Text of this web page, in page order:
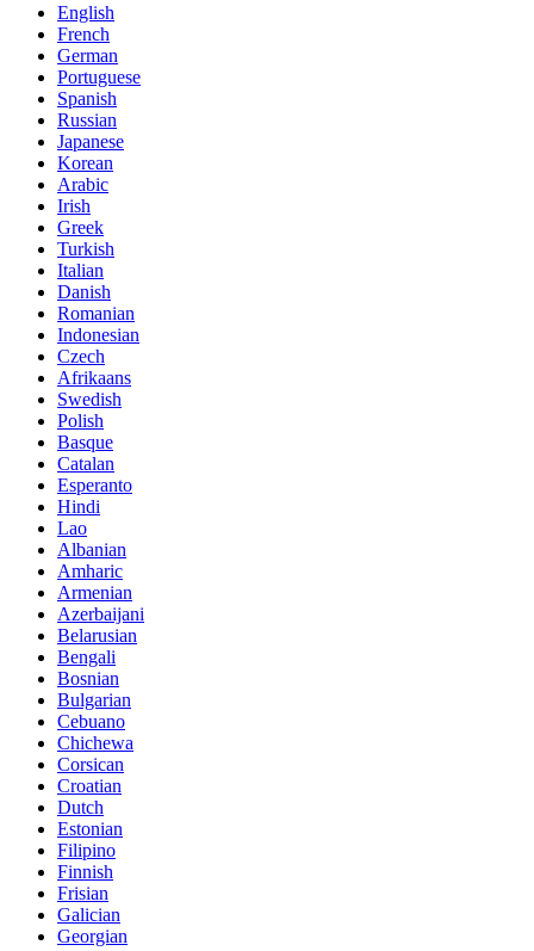
English
French
German
Portuguese
Spanish
Russian
Japanese
Korean
Arabic
Irish
Greek
Turkish
Italian
Danish
Romanian
Indonesian
Czech
Afrikaans
Swedish
Polish
Basque
Catalan
Esperanto
Hindi
Lao
Albanian
Amharic
Armenian
Azerbaijani
Belarusian
Bengali
Bosnian
Bulgarian
Cebuano
Chichewa
Corsican
Croatian
Dutch
Estonian
Filipino
Finnish
Frisian
Galician
Georgian